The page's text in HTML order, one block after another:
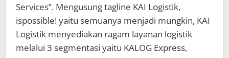
Services”. Mengusung tagline KAI Logistik,
ispossible! yaitu semuanya menjadi mungkin, KAI
Logistik menyediakan ragam layanan logistik
melalui 3 segmentasi yaitu KALOG Express,